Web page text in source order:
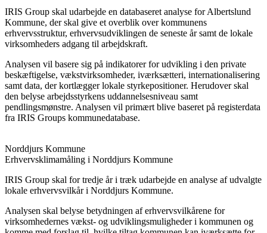
IRIS Group skal udarbejde en databaseret analyse for Albertslund
Kommune, der skal give et overblik over kommunens
erhvervsstruktur, erhvervsudviklingen de seneste år samt de lokale
virksomheders adgang til arbejdskraft.
Analysen vil basere sig på indikatorer for udvikling i den private
beskæftigelse, vækstvirksomheder, iværksætteri, internationalisering
samt data, der kortlægger lokale styrkepositioner. Herudover skal
den belyse arbejdsstyrkens uddannelsesniveau samt
pendlingsmønstre. Analysen vil primært blive baseret på registerdata
fra IRIS Groups kommunedatabase.
Norddjurs Kommune
Erhvervsklimamåling i Norddjurs Kommune
IRIS Group skal for tredje år i træk udarbejde en analyse af udvalgte
lokale erhvervsvilkår i Norddjurs Kommune.
Analysen skal belyse betydningen af erhvervsvilkårene for
virksomhedernes vækst- og udviklingsmuligheder i kommunen og